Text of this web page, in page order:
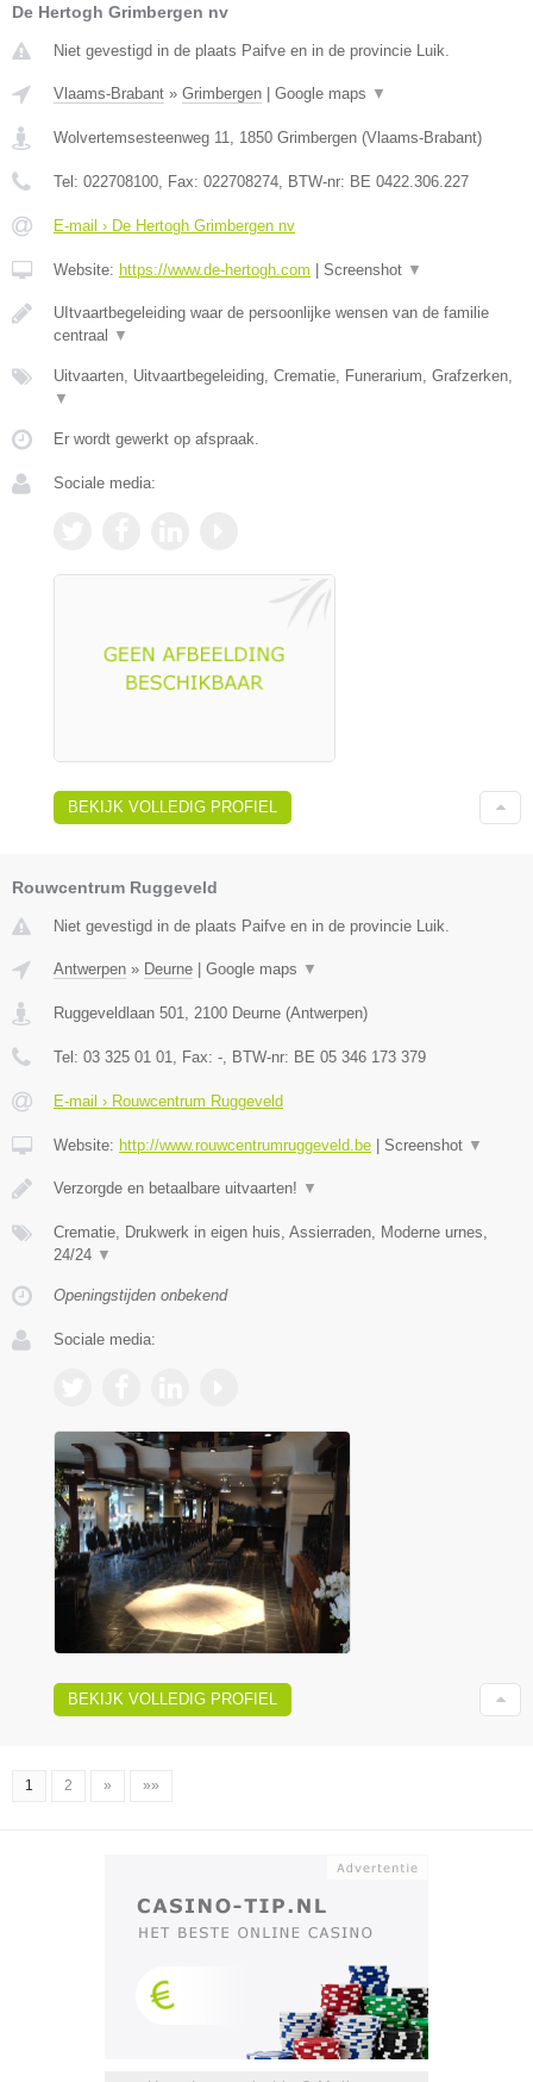
De Hertogh Grimbergen nv
Niet gevestigd in de plaats Paifve en in de provincie Luik.
Vlaams-Brabant » Grimbergen Google maps ▼
Wolvertemsesteenweg 11 1850 Grimbergen (Vlaams-Brabant)
Tel: 022708100 , Fax: 022708274 , BTW-nr: BE 0422.306.227
E-mail › De Hertogh Grimbergen nv
Website: https://www.de-hertogh.com Screenshot ▼
UItvaartbegeleiding waar de persoonlijke wensen van de familie
centraal
▼
Uitvaarten, Uitvaartbegeleiding, Crematie, Funerarium, Grafzerken,
▼
Er wordt gewerkt op afspraak.
Sociale media:
BEKIJK VOLLEDIG PROFIEL
Rouwcentrum Ruggeveld
Niet gevestigd in de plaats Paifve en in de provincie Luik.
Antwerpen » Deurne Google maps ▼
Ruggeveldlaan 501, 2100 Deurne (Antwerpen)
Tel: 03 325 01 01, Fax: -, BTW-nr: BE 05 346 173 379
E-mail › Rouwcentrum Ruggeveld
Website: http://www.rouwcentrumruggeveld.be Screenshot ▼
Verzorgde en betaalbare uitvaarten! ▼
Crematie, Drukwerk in eigen huis, Assierraden, Moderne urnes,
24/24 ▼
Openingstijden onbekend
Sociale media:
BEKIJK VOLLEDIG PROFIEL
1 2 » »»